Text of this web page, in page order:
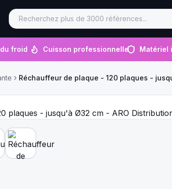
froid Cuisson professionnelle Matériel
Réchauffeur de plaque - 120 plaques -